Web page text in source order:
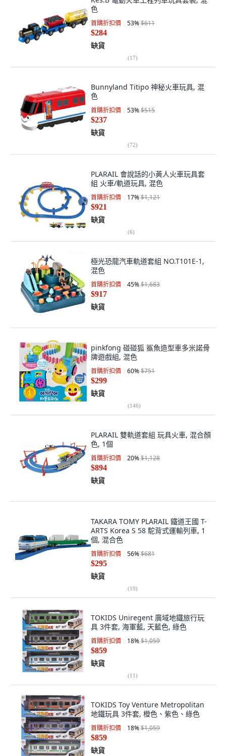
色
首購折扣價 53%$611
$284
缺貨
(17)
Bunnyland Titipo 神秘火車玩具, 混
色
首購折扣價 53%$515
$237
缺貨
(72)
PLARAIL 會說話的小黃人火車玩具套
組 火車/軌道玩具, 混色
首購折扣價 17%$1,121
$921
缺貨
(6)
極光恐龍汽車軌道套組 NO.T101E-1,
混色
首購折扣價 45%$1,683
$917
缺貨
pinkfong 碰碰狐 鯊魚造型車多米諾骨
牌遊戲組, 混色
首購折扣價 60%$751
$299
缺貨
(146)
PLARAIL 雙軌道套組 玩具火車, 混合顏
色, 1個
首購折扣價 20%$1,128
$894
缺貨
TAKARA TOMY PLARAIL 鐵道王國 T-
ARTS Korea S 58 駝背式運輸列車, 1
個, 混合色
首購折扣價 56%$681
$295
缺貨
(19)
TOKIDS Uniregent 廣域地鐵旅行玩
具 3件套, 海軍藍, 天藍色, 綠色
首購折扣價 18%$1,059
$859
缺貨
(11)
TOKIDS Toy Venture Metropolitan
地鐵玩具 3件套, 橙色、紫色、綠色
首購折扣價 18%$1,059
$859
缺貨